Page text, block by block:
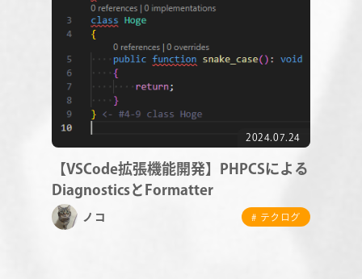
2024.07.24
【VSCode拡張機能開発】PHPCSによる
DiagnosticsとFormatter
ノコ # テクログ